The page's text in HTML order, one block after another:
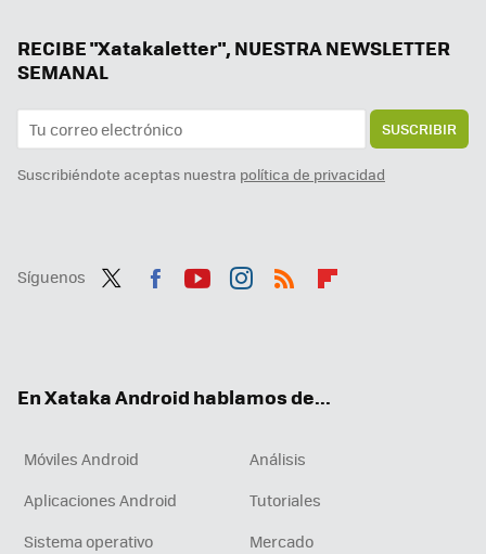
RECIBE "Xatakaletter", NUESTRA NEWSLETTER
SEMANAL
SUSCRIBIR
Suscribiéndote aceptas nuestra política de privacidad
Síguenos
En Xataka Android hablamos de...
Móviles Android
Análisis
Aplicaciones Android
Tutoriales
Sistema operativo
Mercado